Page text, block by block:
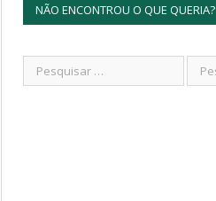
NÃO ENCONTROU O QUE QUERIA?